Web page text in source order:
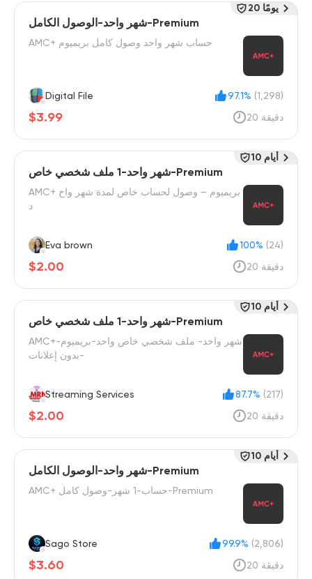
شهر واحد-الوصول الكامل-Premium
AMC+ حساب شهر واحد وصول كامل بريميوم
Digital File 97.1% (1,298)
$3.99 20 دقيقة
20 يومًا
شهر واحد-1 ملف شخصي خاص-Premium
AMC+ بريميوم – وصول لحساب خاص لمدة شهر واح
د
Eva brown 100% (24)
$2.00 20 دقيقة
10 أيام
شهر واحد-1 ملف شخصي خاص-Premium
AMC+-شهر واحد- ملف شخصي خاص واحد-بريميوم
-بدون إعلانات
Streaming Services 87.7% (217)
$2.00 20 دقيقة
10 أيام
شهر واحد-الوصول الكامل-Premium
AMC+ حساب-1 شهر-وصول كامل-Premium
Sago Store 99.9% (2,806)
$3.60 20 دقيقة
10 أيام